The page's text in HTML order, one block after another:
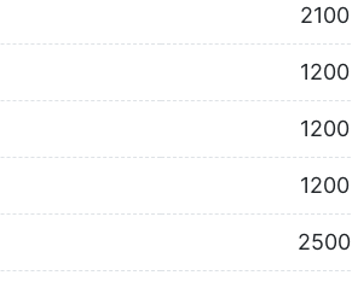
2100
1200
1200
1200
2500